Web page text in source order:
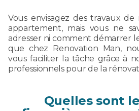
Vous envisagez des travaux
appartement, mais vous ne
adresser ni comment démarrer
que chez Renovation Man,
vous faciliter la tâche grâce à
professionnels pour de la
Quelles sont